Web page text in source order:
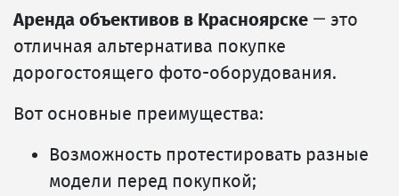
Аренда объективов в Красноярске — это
отличная альтернатива покупке
дорогостоящего фото-оборудования.
Вот основные преимущества:
Возможность протестировать разные
модели перед покупкой;